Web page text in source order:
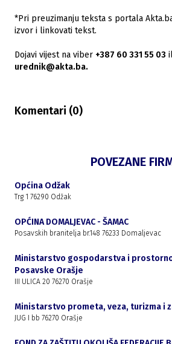
*Pri preuzimanju teksta s portala
izvor i linkovati tekst.
Dojavi vijest na viber +387 60 331 55 03
urednik@akta.ba.
Komentari (0)
POVEZANE
Općina Odžak
Trg 1 76290 Odžak
OPĆINA DOMALJEVAC - ŠAMAC
Posavskih branitelja br.148 76233 Domaljevac
Ministarstvo gospodarstva i
Posavske Orašje
III ULICA 20 76270 Orašje
Ministarstvo prometa, veza, turizma i
JUG I bb 76270 Orašje